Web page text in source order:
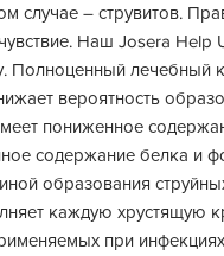
случае – струвитов.
Наш Josera Help
Полноценный лечебный
вероятность
пониженное
содержание белка и
образования
каждую хрустящую
при